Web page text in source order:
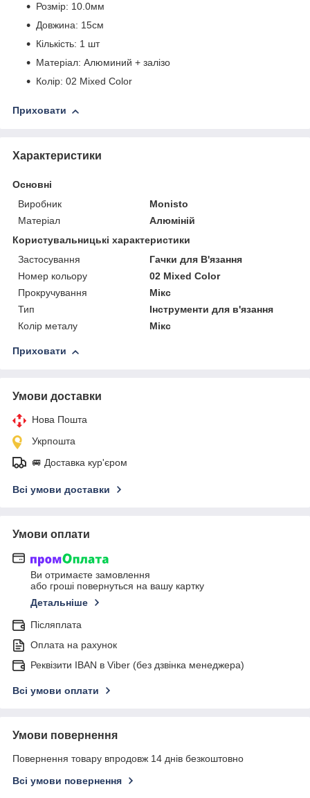
Розмір: 10.0мм
Довжина: 15см
Кількість: 1 шт
Матеріал: Алюминий + залізо
Колір: 02 Mixed Color
Приховати
Характеристики
Основні
Виробник
Monisto
Матеріал
Алюміній
Користувальницькі характеристики
Застосування
Гачки для В'язання
Номер кольору
02 Mixed Color
Прокручування
Мікс
Тип
Інструменти для в'язання
Колір металу
Мікс
Приховати
Умови доставки
Нова Пошта
Укрпошта
🚐 Доставка кур'єром
Всі умови доставки
Умови оплати
Ви отримаєте замовлення
або гроші повернуться на вашу картку
Детальніше
Післяплата
Оплата на рахунок
Реквізити IBAN в Viber (без дзвінка менеджера)
Всі умови оплати
Умови повернення
Повернення товару впродовж 14 днів безкоштовно
Всі умови повернення